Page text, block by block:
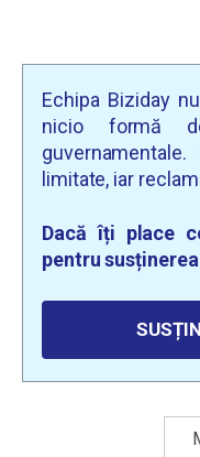
Echipa Biziday
nicio formă
limitate, iar
Dacă îți place
pentru